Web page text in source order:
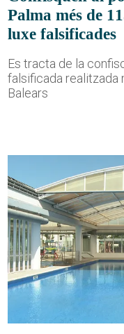
Palma més de
luxe falsificades
Es tracta de la
falsificada realitzada
Balears